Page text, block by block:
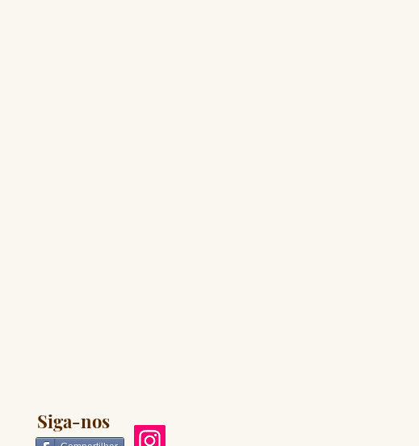
Siga-nos